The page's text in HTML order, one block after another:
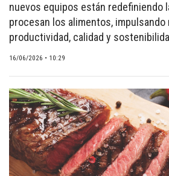
QUIÉNES SOMOS
BLOGS
ARTÍCULOS
CARNE BOVINA
CARNE PORCINA
CARNE AVÍCOLA
CARNES CON VALOR AGREGADO
nuevos equipos están redefiniendo
procesan los alimentos, impulsando
productividad, calidad y
16/06/2026 • 10:29